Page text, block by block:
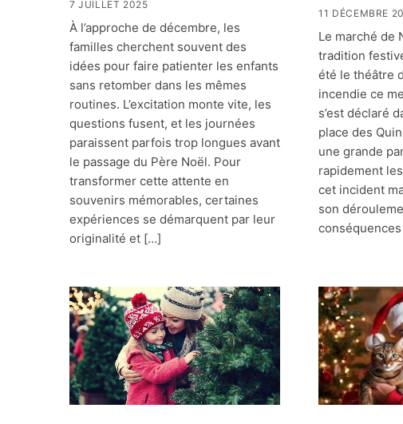
7 JUILLET 2025
À l’approche de décembre, les
familles cherchent souvent des
idées pour faire patienter les enfants
sans retomber dans les mêmes
routines. L’excitation monte vite, les
questions fusent, et les journées
paraissent parfois trop longues avant
le passage du Père Noël. Pour
transformer cette attente en
souvenirs mémorables, certaines
expériences se démarquent par leur
originalité et […]
11 DÉCEMBRE
Le marché de
tradition
été le théâtre
incendie ce
s’est déclaré
place des
une grande
rapidement
cet incident
son